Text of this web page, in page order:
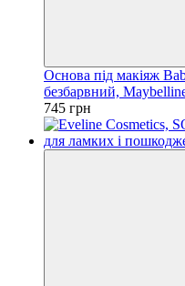
Основа під макіяж
безбарвний,
745 грн